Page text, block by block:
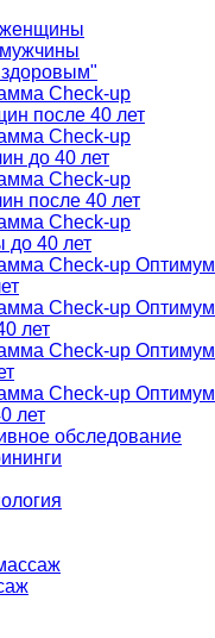
здоровым"
Check-up
после 40 лет
Check-up
до 40 лет
Check-up
после 40 лет
Check-up
40 лет
Check-up Оптимум
Check-up Оптимум
лет
Check-up Оптимум
Check-up Оптимум
лет
обследование